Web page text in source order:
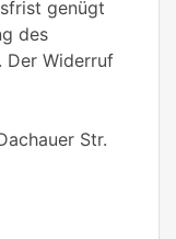
genügt
des
Der Widerruf
Str.